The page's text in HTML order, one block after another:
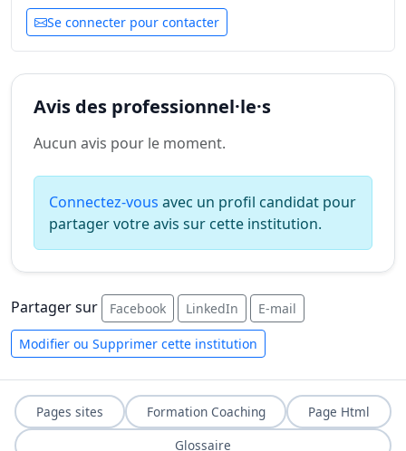
Se connecter pour contacter
Avis des professionnel·le·s
Aucun avis pour le moment.
Connectez-vous avec un profil candidat pour
partager votre avis sur cette institution.
Partager sur Facebook LinkedIn E-mail
Modifier ou Supprimer cette institution
Pages sites Formation Coaching
Page Html
Glossaire